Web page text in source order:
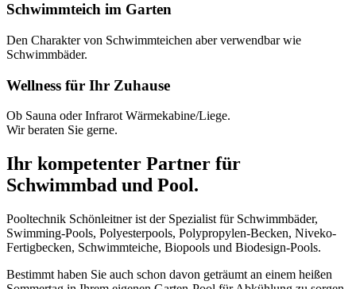
Schwimmteich im Garten
Den Charakter von Schwimmteichen aber verwendbar wie
Schwimmbäder.
Wellness für Ihr Zuhause
Ob Sauna oder Infrarot Wärmekabine/Liege.
Wir beraten Sie gerne.
Ihr kompetenter Partner für
Schwimmbad und Pool.
Pooltechnik Schönleitner ist der Spezialist für Schwimmbäder,
Swimming-Pools, Polyesterpools, Polypropylen-Becken, Niveko-
Fertigbecken, Schwimmteiche, Biopools und Biodesign-Pools.
Bestimmt haben Sie auch schon davon geträumt an einem heißen